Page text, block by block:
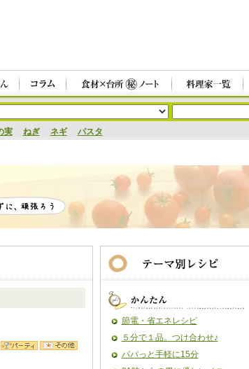
実 ねぎ ネギ パスタ
節電・省エネレシピ
５分で１品。つけ合わせ♪
パパっと手軽に15分